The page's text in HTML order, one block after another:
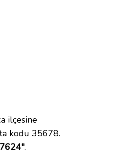
ilçesine
kodu 35678.
.